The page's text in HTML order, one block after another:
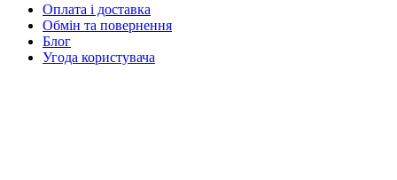
Оплата і доставка
Обмін та повернення
Блог
Угода користувача